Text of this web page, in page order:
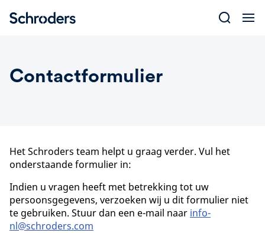
Contactformulier
Het Schroders team helpt u graag verder. Vul het
onderstaande formulier in:
​Indien u vragen heeft met betrekking tot uw
persoonsgegevens, verzoeken wij u dit formulier niet
te gebruiken. Stuur dan een e-mail naar info-
nl@schroders.com